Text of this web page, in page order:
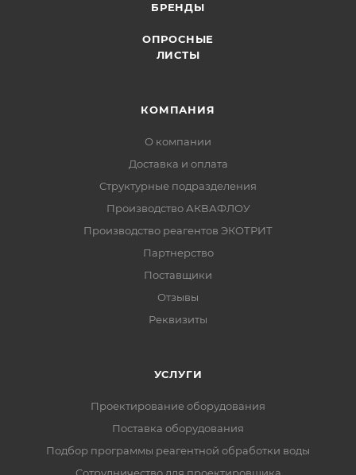
БРЕНДЫ
ОПРОСНЫЕ
ЛИСТЫ
КОМПАНИЯ
О компании
Доставка и оплата
Структурные подразделения
Производство АКВАФЛОУ
Производство реагентов ЭКОТРИТ
Партнерство
Поставщики
Отзывы
Реквизиты
УСЛУГИ
Проектирование оборудования
Поставка оборудования
Подбор программы реагентной обработки воды